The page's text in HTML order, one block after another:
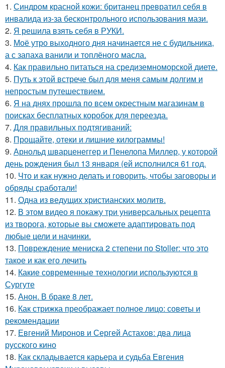
1. Синдром красной кожи: британец превратил себя в
инвалида из-за бесконтрольного использования мази.
2. Я решила взять себя в РУКИ.
3. Моё утро выходного дня начинается не с будильника,
а с запаха ванили и топлёного масла.
4. Как правильно питаться на средиземноморской диете.
5. Путь к этой встрече был для меня самым долгим и
непростым путешествием.
6. Я на днях прошла по всем окрестным магазинам в
поисках бесплатных коробок для переезда.
7. Для правильных подтягиваний:
8. Прощайте, отеки и лишние килограммы!
9. Арнольд шварценеггер и Пенелопа Миллер, у которой
день рождения был 13 января (ей исполнился 61 год.
10. Что и как нужно делать и говорить, чтобы заговоры и
обряды сработали!
11. Одна из ведущих христианских молитв.
12. В этом видео я покажу три универсальных рецепта
из творога, которые вы сможете адаптировать под
любые цели и начинки.
13. Повреждение мениска 2 степени по Stoller: что это
такое и как его лечить
14. Какие современные технологии используются в
Сургуте
15. Анон. В браке 8 лет.
16. Как стрижка преображает полное лицо: советы и
рекомендации
17. Евгений Миронов и Сергей Астахов: два лица
русского кино
18. Как складывается карьера и судьба Евгения